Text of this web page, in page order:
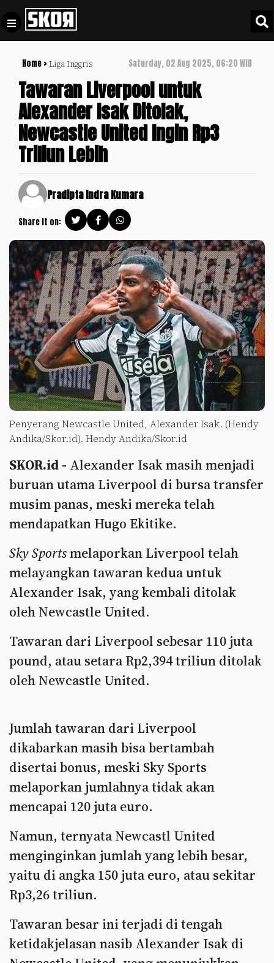
Home > Liga Inggris Saturday, 02 Aug 2025, 06:20 WIB
Tawaran Liverpool untuk
Alexander Isak Ditolak,
Newcastle United Ingin Rp3
Triliun Lebih
Pradipta Indra Kumara
Share it on:
Penyerang Newcastle United, Alexander Isak. (Hendy
Andika/Skor.id). Hendy Andika/Skor.id
SKOR.id - Alexander Isak masih menjadi
buruan utama Liverpool di bursa transfer
musim panas, meski mereka telah
mendapatkan Hugo Ekitike.
Sky Sportsmelaporkan Liverpool telah
melayangkan tawaran kedua untuk
Alexander Isak, yang kembali ditolak
oleh Newcastle United.
Tawaran dari Liverpool sebesar 110 juta
pound, atau setara Rp2,394 triliun ditolak
oleh Newcastle United.
Jumlah tawaran dari Liverpool
dikabarkan masih bisa bertambah
disertai bonus, meski Sky Sports
melaporkan jumlahnya tidak akan
mencapai 120 juta euro.
Namun, ternyata Newcastl United
menginginkan jumlah yang lebih besar,
yaitu di angka 150 juta euro, atau sekitar
Rp3,26 triliun.
Tawaran besar ini terjadi di tengah
ketidakjelasan nasib Alexander Isak di
Football +
Culture +
Sports
Update
+
Timnas
Indonesia
SPECIAL
Video
Policy
Pedoman
Pemberitaan
Media
Siber
Disclaimer
Tentang
Kami